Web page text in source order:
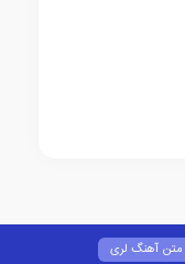
متن آهنگ لری